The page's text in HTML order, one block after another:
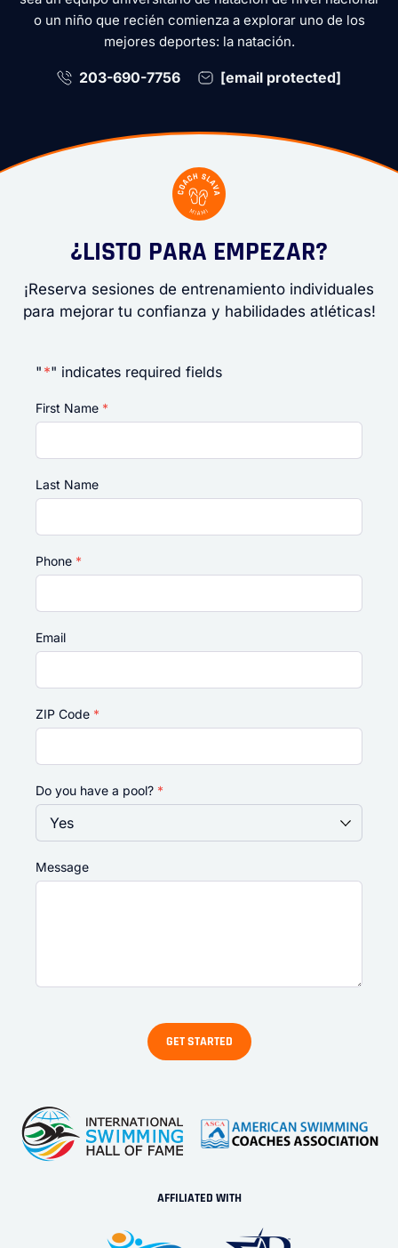
o un niño que recién comienza a explorar uno de los
mejores deportes: la natación.
203-690-7756 [email protected]
¿LISTO PARA EMPEZAR?
¡Reserva sesiones de entrenamiento individuales
para mejorar tu confianza y habilidades atléticas!
" *" indicates required fields
First Name *
Last Name
Phone *
Email
ZIP Code *
Do you have a pool? *
Message
AFFILIATED WITH